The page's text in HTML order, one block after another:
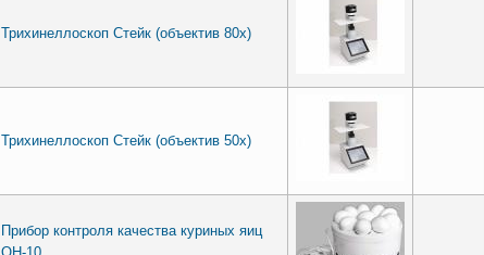
Трихинеллоскоп Стейк (объектив 80х)
Трихинеллоскоп Стейк (объектив 50х)
Прибор контроля качества куриных яиц
ОН-10